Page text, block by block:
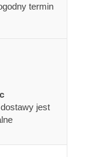
termin
jest